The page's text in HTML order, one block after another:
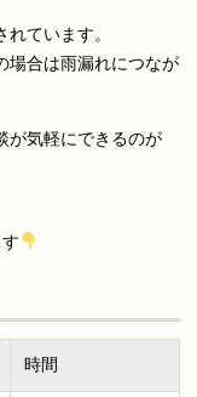
ています。
場合は雨漏れにつなが
が気軽にできるのが
時間